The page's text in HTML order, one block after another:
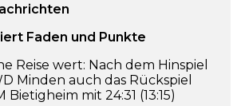
Faden und Punkte
Reise wert: Nach dem Hinspiel
Minden auch das Rückspiel
mit 24:31 (13:15)